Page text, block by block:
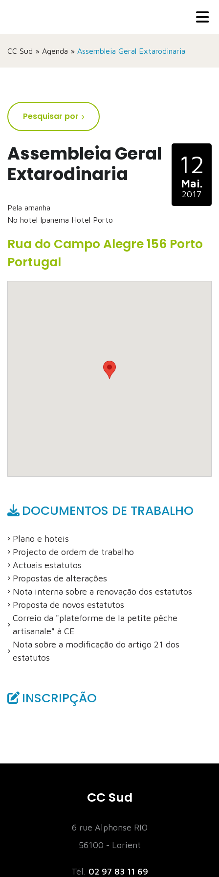
CC Sud » Agenda » Assembleia Geral Extarodinaria
Assembleia Geral
Extarodinaria
Pela amanha
No hotel Ipanema Hotel Porto
12
Mai.
2017
Rua do Campo Alegre 156 Porto
Portugal
DOCUMENTOS DE TRABALHO
Plano e hoteis
Projecto de ordem de trabalho
Actuais estatutos
Propostas de alterações
Nota interna sobre a renovação dos estatutos
Proposta de novos estatutos
Correio da "plateforme de la petite pêche
artisanale" à CE
Nota sobre a modificação do artigo 21 dos
estatutos
INSCRIPÇÃO
Pesquisar por
CC Sud
6 rue Alphonse RIO
56100 - Lorient
Tél. 02 97 83 11 69